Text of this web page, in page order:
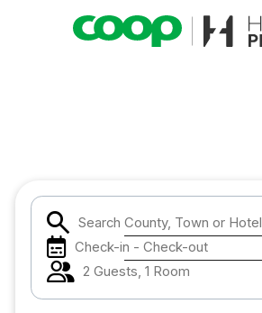
Search County, Town or Hotel
Check-in - Check-out
2 Guests, 1 Room
Stockholm
Göteborg
Malmö